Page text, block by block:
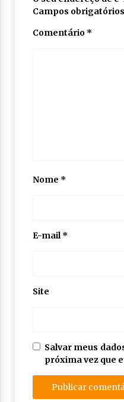
Campos
Comentário *
Nome *
E-mail*
Site
Salvar meus
próxima vez que